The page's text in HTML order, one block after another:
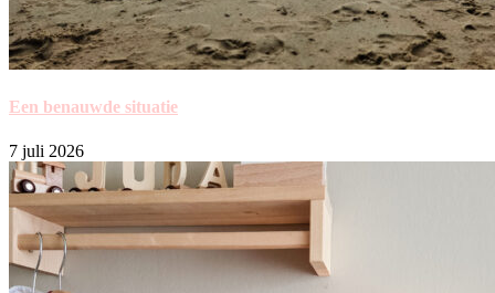
Een benauwde situatie
7 juli 2026